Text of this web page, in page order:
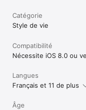
Catégorie
Style de vie
Compatibilité
Nécessite iOS 8.0 ou
Langues
Français et 11 de plus
Âge